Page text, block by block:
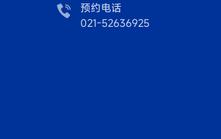

预约电话
021-52636925